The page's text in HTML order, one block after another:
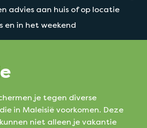
advies aan huis of op locatie
en in het weekend
je tegen diverse
die in Maleisië voorkomen. Deze
niet alleen je vakantie